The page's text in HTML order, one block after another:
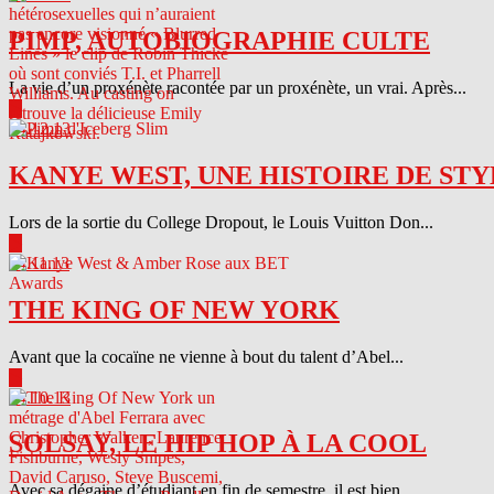
PIMP, AUTOBIOGRAPHIE CULTE
La vie d’un proxénète racontée par un proxénète, un vrai. Après...
04.12.13
KANYE WEST, UNE HISTOIRE DE
Lors de la sortie du College Dropout, le Louis Vuitton Don...
04.11.13
THE KING OF NEW YORK
Avant que la cocaïne ne vienne à bout du talent d’Abel...
04.10.13
SOLSAY, LE HIP HOP À LA COOL